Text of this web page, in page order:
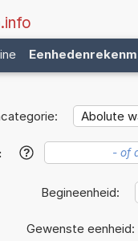
.info
?
Begineenheid:
Gewenste eenheid: